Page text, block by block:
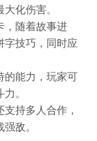
化伤害。
，随着故事进
字技巧，同时应
的能力，玩家可
。
支持多人合作，
敌。